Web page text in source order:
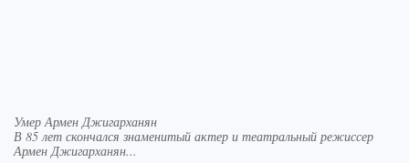
Умер Армен Джигарханян
В 85 лет скончался знаменитый актер и театральный режиссер
Армен Джигарханян...